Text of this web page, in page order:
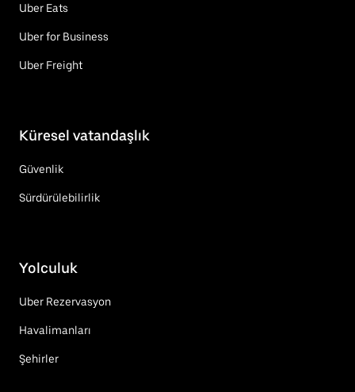
Uber Eats
Uber for Business
Uber Freight
Küresel vatandaşlık
Güvenlik
Sürdürülebilirlik
Yolculuk
Uber Rezervasyon
Havalimanları
Şehirler